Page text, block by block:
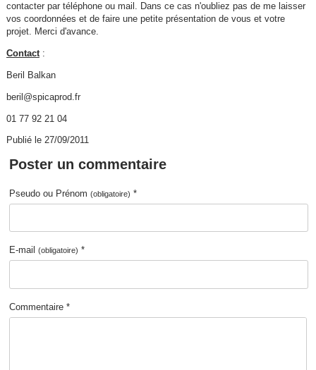
contacter par téléphone ou mail. Dans ce cas n'oubliez pas de me laisser
vos coordonnées et de faire une petite présentation de vous et votre
projet. Merci d'avance.
Contact:
Beril Balkan
beril@spicaprod.fr
01 77 92 21 04
Publié le 27/09/2011
Poster un commentaire
Pseudo ou Prénom(obligatoire) *
E-mail(obligatoire) *
Commentaire *